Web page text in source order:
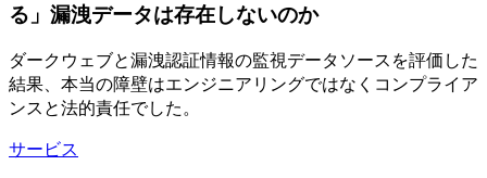
る」漏洩データは存在しないのか
ダークウェブと漏洩認証情報の監視データソースを評価した
結果、本当の障壁はエンジニアリングではなくコンプライア
ンスと法的責任でした。
サービス